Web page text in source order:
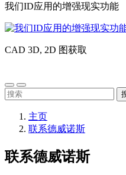
我们ID应用的增强现实功能
CAD 3D, 2D 图获取
3D,
2D
图
搜
主页
联系德威诺斯
联系德威诺斯